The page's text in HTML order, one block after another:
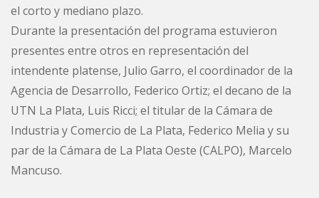
el corto y mediano plazo.
Durante la presentación del programa estuvieron
presentes entre otros en representación del
intendente platense, Julio Garro, el coordinador de la
Agencia de Desarrollo, Federico Ortiz; el decano de la
UTN La Plata, Luis Ricci; el titular de la Cámara de
Industria y Comercio de La Plata, Federico Melia y su
par de la Cámara de La Plata Oeste (CALPO), Marcelo
Mancuso.